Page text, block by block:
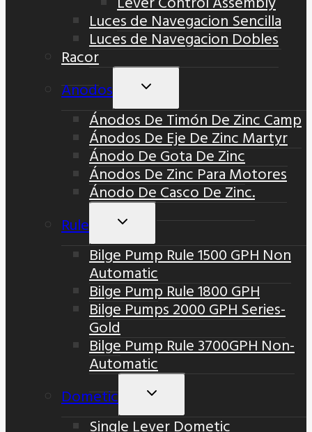
Luces de Navegacion Sencilla
Luces de Navegacion Dobles
Racor
Anodos
Alternar
Hijo
Ánodos De Timón De Zinc Camp
Ánodos De Eje De Zinc Martyr
Ánodo De Gota De Zinc
Ánodos De Zinc Para Motores
Ánodo De Casco De Zinc.
Rule
Alternar
Hijo
Bilge Pump Rule 1500 GPH Non
Automatic
Bilge Pump Rule 1800 GPH
Bilge Pumps 2000 GPH Series-
Gold
Bilge Pump Rule 3700GPH Non-
Automatic
Dometic
Alternar
Hijo
Single Lever Dometic